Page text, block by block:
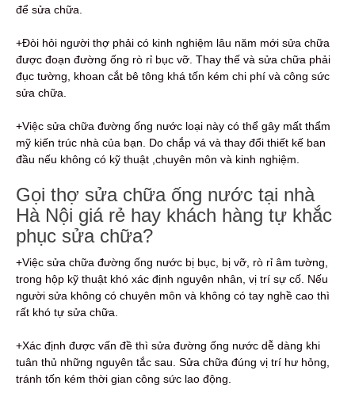
để sửa chữa.
+Đòi hỏi người thợ phải có kinh nghiệm lâu năm mới sửa chữa
được đoạn đường ống rò rỉ bục vỡ. Thay thế và sửa chữa phải
đục tường, khoan cắt bê tông khá tốn kém chi phí và công sức
sửa chữa.
+Việc sửa chữa đường ống nước loại này có thể gây mất thẩm
mỹ kiến trúc nhà của bạn. Do chắp vá và thay đổi thiết kế ban
đầu nếu không có kỹ thuật ,chuyên môn và kinh nghiệm.
Gọi thợ sửa chữa ống nước tại nhà
Hà Nội giá rẻ hay khách hàng tự khắc
phục sửa chữa?
+Việc sửa chữa đường ống nước bị bục, bị vỡ, rò rỉ âm tường,
trong hộp kỹ thuật khó xác định nguyên nhân, vị trí sự cố. Nếu
người sửa không có chuyên môn và không có tay nghề cao thì
rất khó tự sửa chữa.
+Xác định được vấn đề thì sửa đường ống nước dễ dàng khi
tuân thủ những nguyên tắc sau. Sửa chữa đúng vị trí hư hỏng,
tránh tốn kém thời gian công sức lao động.